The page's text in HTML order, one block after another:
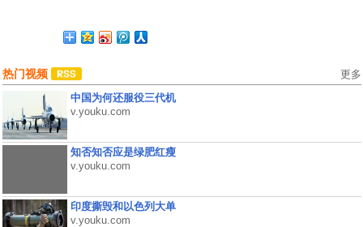
热门视频 更多
中国为何还服役三代机
v.youku.com
知否知否应是绿肥红瘦
v.youku.com
印度撕毁和以色列大单
v.youku.com